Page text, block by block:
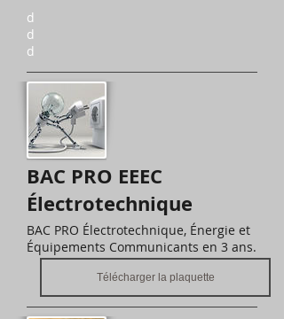
d
d
d
BAC PRO EEEC
Électrotechnique
BAC PRO Électrotechnique, Énergie et
Équipements Communicants en 3 ans.
Télécharger la plaquette